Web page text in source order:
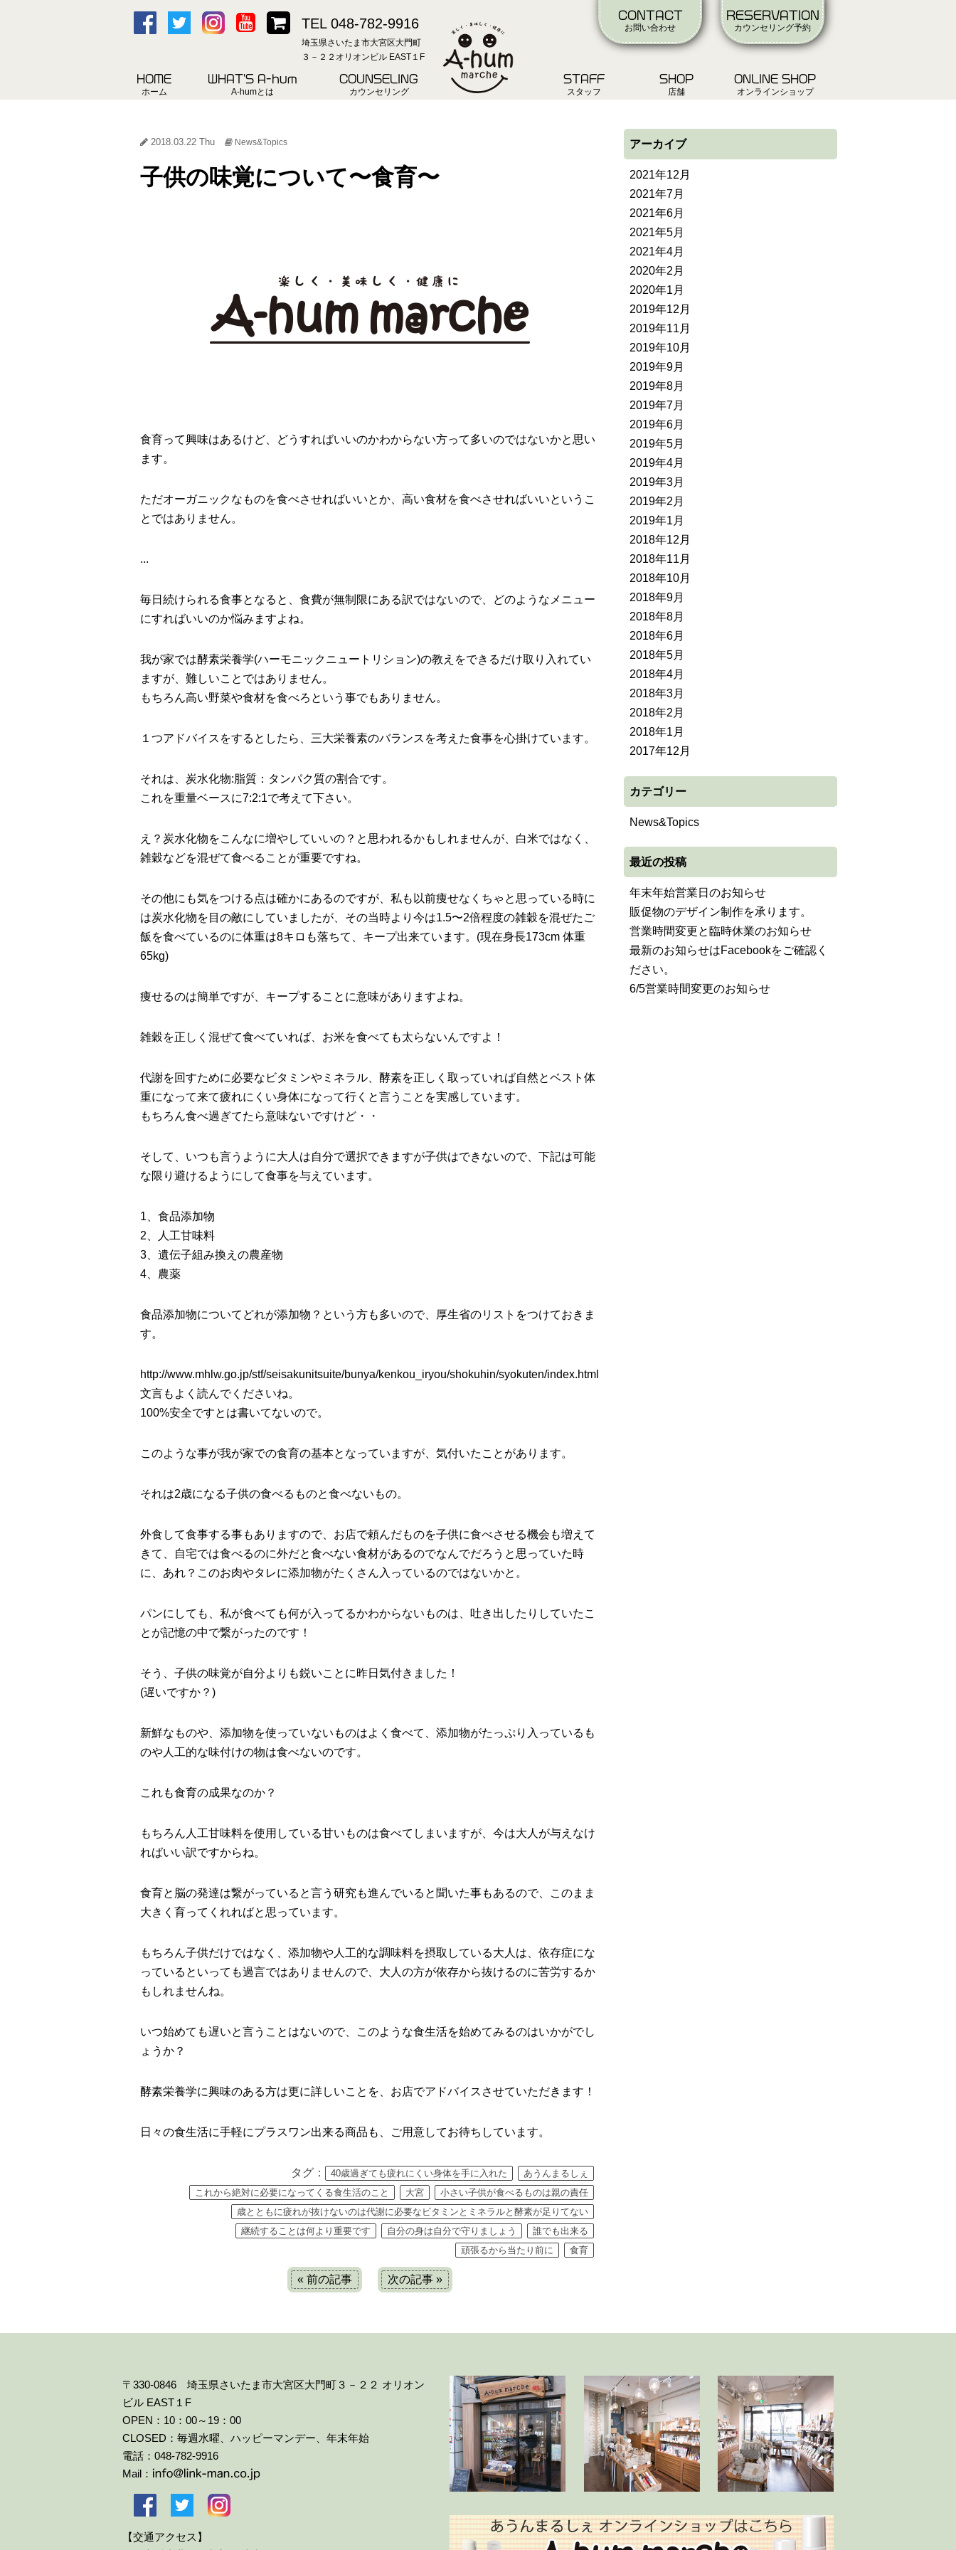
TEL 048-782-9916
埼玉県さいたま市大宮区大門町
３－２２オリオンビル EAST１F
CONTACT
お問い合わせ
RESERVATION
カウンセリング予約
HOME
ホーム
WHAT'S A-hum
A-humとは
COUNSELING
カウンセリング
STAFF
スタッフ
SHOP
店舗
ONLINE SHOP
オンラインショップ
2018.03.22 Thu News&Topics
子供の味覚について〜食育〜
食育って興味はあるけど、どうすればいいのかわからない方って多いのではないかと思い
ます。
ただオーガニックなものを食べさせればいいとか、高い食材を食べさせればいいというこ
とではありません。
...
毎日続けられる食事となると、食費が無制限にある訳ではないので、どのようなメニュー
にすればいいのか悩みますよね。
我が家では酵素栄養学(ハーモニックニュートリション)の教えをできるだけ取り入れてい
ますが、難しいことではありません。
もちろん高い野菜や食材を食べろという事でもありません。
１つアドバイスをするとしたら、三大栄養素のバランスを考えた食事を心掛けています。
それは、炭水化物:脂質：タンパク質の割合です。
これを重量ベースに7:2:1で考えて下さい。
え？炭水化物をこんなに増やしていいの？と思われるかもしれませんが、白米ではなく、
雑穀などを混ぜて食べることが重要ですね。
その他にも気をつける点は確かにあるのですが、私も以前痩せなくちゃと思っている時に
は炭水化物を目の敵にしていましたが、その当時より今は1.5〜2倍程度の雑穀を混ぜたご
飯を食べているのに体重は8キロも落ちて、キープ出来ています。(現在身長173cm 体重
65kg)
痩せるのは簡単ですが、キープすることに意味がありますよね。
雑穀を正しく混ぜて食べていれば、お米を食べても太らないんですよ！
代謝を回すために必要なビタミンやミネラル、酵素を正しく取っていれば自然とベスト体
重になって来て疲れにくい身体になって行くと言うことを実感しています。
もちろん食べ過ぎてたら意味ないですけど・・
そして、いつも言うように大人は自分で選択できますが子供はできないので、下記は可能
な限り避けるようにして食事を与えています。
1、食品添加物
2、人工甘味料
3、遺伝子組み換えの農産物
4、農薬
食品添加物についてどれが添加物？という方も多いので、厚生省のリストをつけておきま
す。
http://www.mhlw.go.jp/stf/seisakunitsuite/bunya/kenkou_iryou/shokuhin/syokuten/index.html
文言もよく読んでくださいね。
100%安全ですとは書いてないので。
このような事が我が家での食育の基本となっていますが、気付いたことがあります。
それは2歳になる子供の食べるものと食べないもの。
外食して食事する事もありますので、お店で頼んだものを子供に食べさせる機会も増えて
きて、自宅では食べるのに外だと食べない食材があるのでなんでだろうと思っていた時
に、あれ？このお肉やタレに添加物がたくさん入っているのではないかと。
パンにしても、私が食べても何が入ってるかわからないものは、吐き出したりしていたこ
とが記憶の中で繋がったのです！
そう、子供の味覚が自分よりも鋭いことに昨日気付きました！
(遅いですか？)
新鮮なものや、添加物を使っていないものはよく食べて、添加物がたっぷり入っているも
のや人工的な味付けの物は食べないのです。
これも食育の成果なのか？
もちろん人工甘味料を使用している甘いものは食べてしまいますが、今は大人が与えなけ
ればいい訳ですからね。
食育と脳の発達は繋がっていると言う研究も進んでいると聞いた事もあるので、このまま
大きく育ってくれればと思っています。
もちろん子供だけではなく、添加物や人工的な調味料を摂取している大人は、依存症にな
っているといっても過言ではありませんので、大人の方が依存から抜けるのに苦労するか
もしれませんね。
いつ始めても遅いと言うことはないので、このような食生活を始めてみるのはいかがでし
ょうか？
酵素栄養学に興味のある方は更に詳しいことを、お店でアドバイスさせていただきます！
日々の食生活に手軽にプラスワン出来る商品も、ご用意してお待ちしています。
タグ： 40歳過ぎても疲れにくい身体を手に入れた
あうんまるしぇ
これから絶対に必要になってくる食生活のこと
大宮
小さい子供が食べるものは親の責任
歳とともに疲れが抜けないのは代謝に必要なビタミンとミネラルと酵素が足りてない
継続することは何より重要です
自分の身は自分で守りましょう
誰でも出来る
頑張るから当たり前に
食育
« 前の記事 次の記事 »
アーカイブ
2021年12月
2021年7月
2021年6月
2021年5月
2021年4月
2020年2月
2020年1月
2019年12月
2019年11月
2019年10月
2019年9月
2019年8月
2019年7月
2019年6月
2019年5月
2019年4月
2019年3月
2019年2月
2019年1月
2018年12月
2018年11月
2018年10月
2018年9月
2018年8月
2018年6月
2018年5月
2018年4月
2018年3月
2018年2月
2018年1月
2017年12月
カテゴリー
News&Topics
最近の投稿
年末年始営業日のお知らせ
販促物のデザイン制作を承ります。
営業時間変更と臨時休業のお知らせ
最新のお知らせはFacebookをご確認く
ださい。
6/5営業時間変更のお知らせ
〒330-0846 埼玉県さいたま市大宮区大門町３－２２ オリオン
ビル EAST１F
OPEN：10：00～19：00
CLOSED：毎週水曜、ハッピーマンデー、年末年始
電話：048-782-9916
Mail：
【交通アクセス】